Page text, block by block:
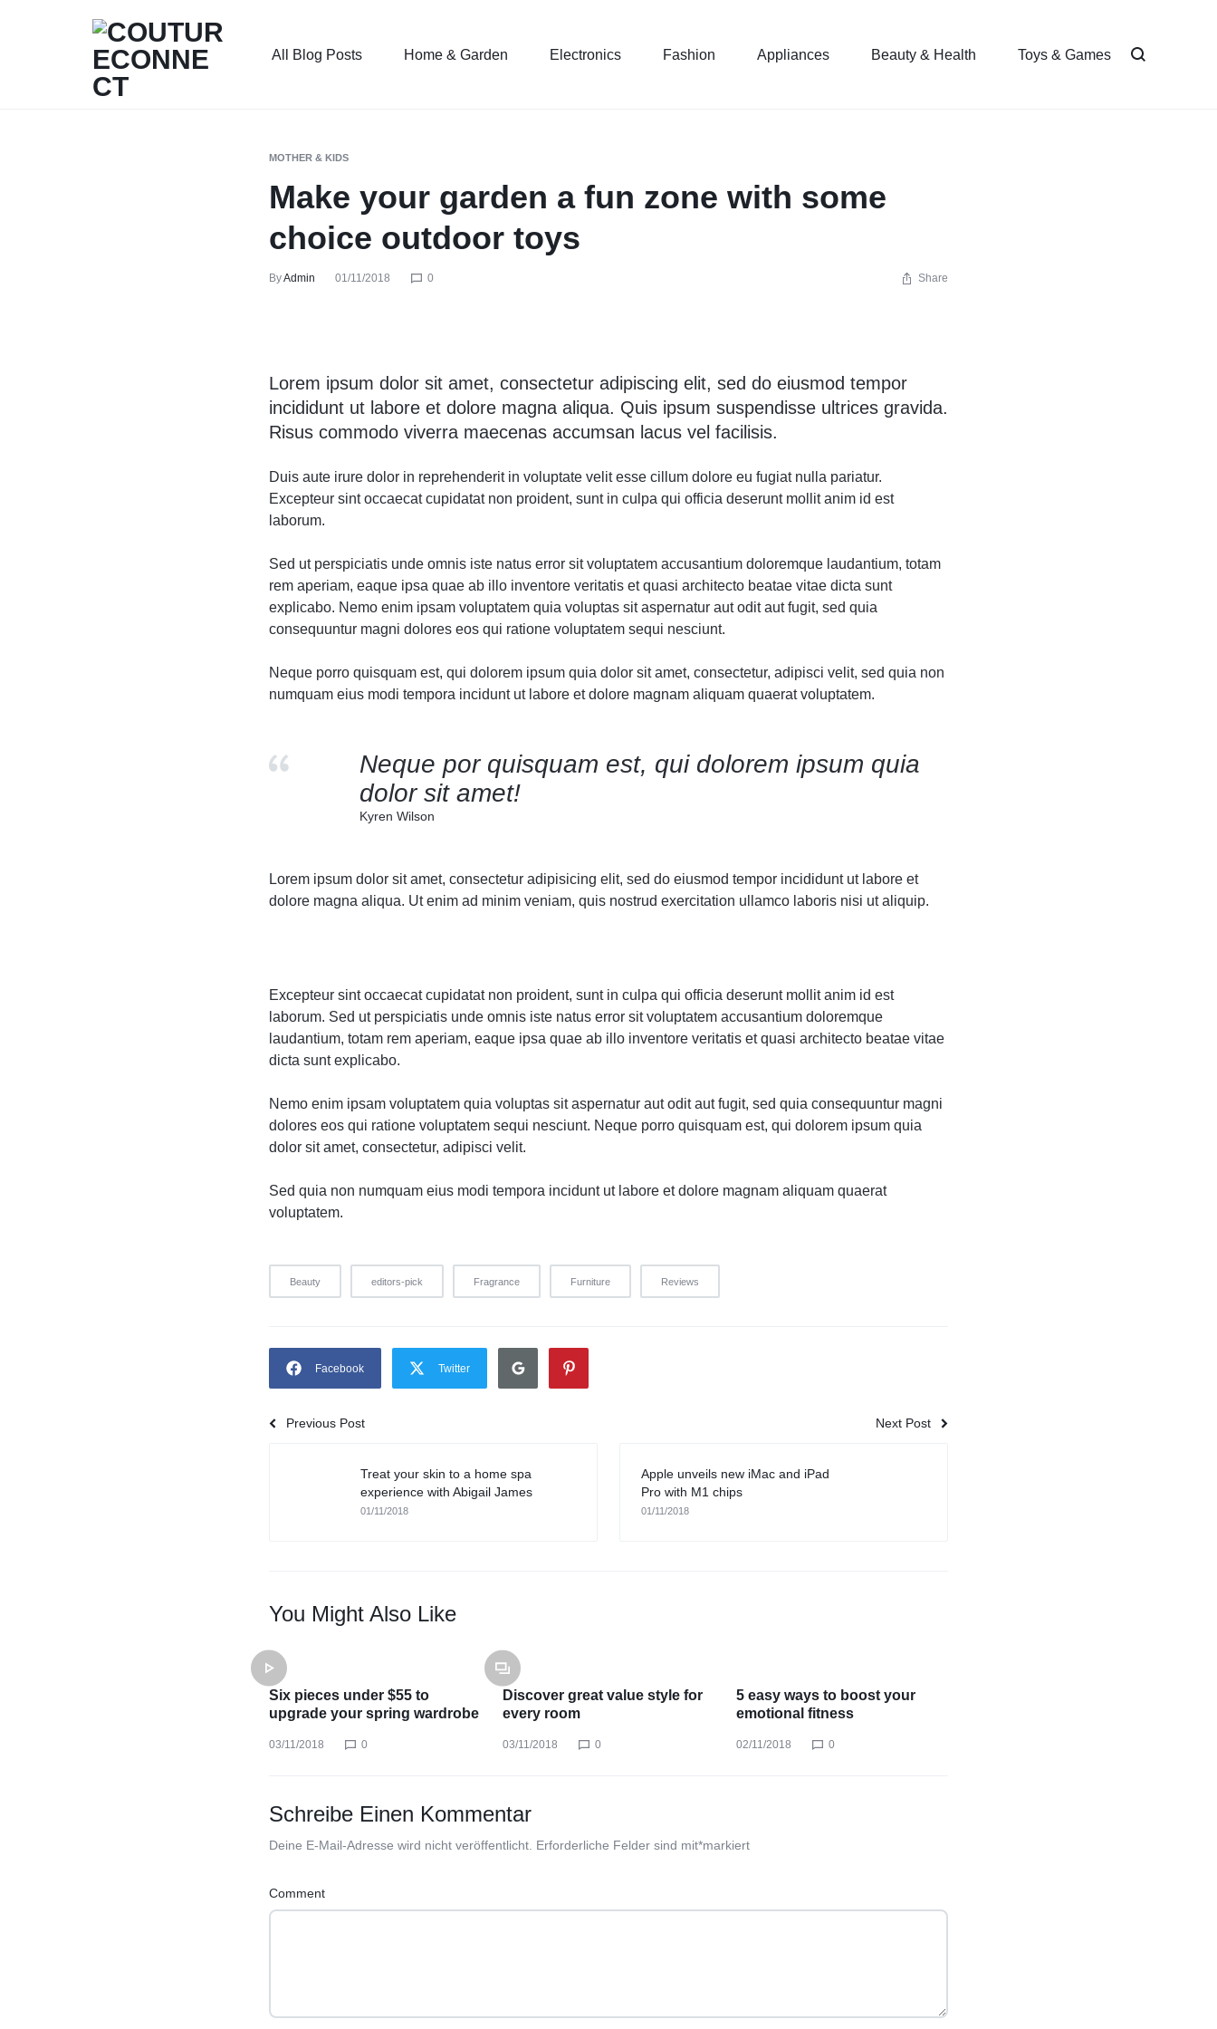
All Blog Posts Home & Garden Electronics Fashion Appliances Beauty & Health Toys & Games
MOTHER & KIDS
Make your garden a fun zone with some
choice outdoor toys
ByAdmin 01/11/2018 0 Share
Lorem ipsum dolor sit amet, consectetur adipiscing elit, sed do eiusmod tempor
incididunt ut labore et dolore magna aliqua. Quis ipsum suspendisse ultrices gravida.
Risus commodo viverra maecenas accumsan lacus vel facilisis.
Duis aute irure dolor in reprehenderit in voluptate velit esse cillum dolore eu fugiat nulla pariatur.
Excepteur sint occaecat cupidatat non proident, sunt in culpa qui officia deserunt mollit anim id est
laborum.
Sed ut perspiciatis unde omnis iste natus error sit voluptatem accusantium doloremque laudantium, totam
rem aperiam, eaque ipsa quae ab illo inventore veritatis et quasi architecto beatae vitae dicta sunt
explicabo. Nemo enim ipsam voluptatem quia voluptas sit aspernatur aut odit aut fugit, sed quia
consequuntur magni dolores eos qui ratione voluptatem sequi nesciunt.
Neque porro quisquam est, qui dolorem ipsum quia dolor sit amet, consectetur, adipisci velit, sed quia non
numquam eius modi tempora incidunt ut labore et dolore magnam aliquam quaerat voluptatem.
Neque por quisquam est, qui dolorem ipsum quia
dolor sit amet!
Kyren Wilson
Lorem ipsum dolor sit amet, consectetur adipisicing elit, sed do eiusmod tempor incididunt ut labore et
dolore magna aliqua. Ut enim ad minim veniam, quis nostrud exercitation ullamco laboris nisi ut aliquip.
Excepteur sint occaecat cupidatat non proident, sunt in culpa qui officia deserunt mollit anim id est
laborum. Sed ut perspiciatis unde omnis iste natus error sit voluptatem accusantium doloremque
laudantium, totam rem aperiam, eaque ipsa quae ab illo inventore veritatis et quasi architecto beatae vitae
dicta sunt explicabo.
Nemo enim ipsam voluptatem quia voluptas sit aspernatur aut odit aut fugit, sed quia consequuntur magni
dolores eos qui ratione voluptatem sequi nesciunt. Neque porro quisquam est, qui dolorem ipsum quia
dolor sit amet, consectetur, adipisci velit.
Sed quia non numquam eius modi tempora incidunt ut labore et dolore magnam aliquam quaerat
voluptatem.
Beauty editors-pick Fragrance Furniture Reviews
Facebook Twitter
Previous Post Next Post
Treat your skin to a home spa
experience with Abigail James
01/11/2018
Apple unveils new iMac and iPad
Pro with M1 chips
01/11/2018
You Might Also Like
Six pieces under $55 to
upgrade your spring wardrobe
03/11/2018 0
Discover great value style for
every room
03/11/2018 0
5 easy ways to boost your
emotional fitness
02/11/2018 0
Schreibe Einen Kommentar
Deine E-Mail-Adresse wird nicht veröffentlicht. Erforderliche Felder sind mit*markiert
Comment